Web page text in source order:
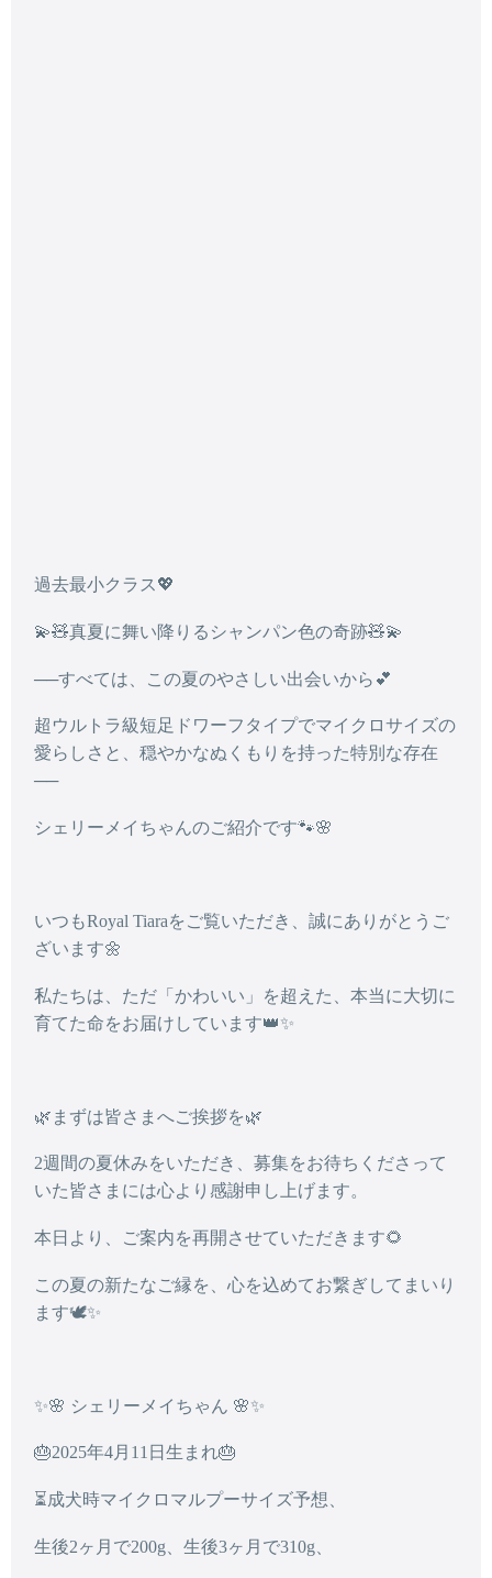
過去最小クラス💖
💫🧸真夏に舞い降りるシャンパン色の奇跡🧸💫
──すべては、この夏のやさしい出会いから💕
超ウルトラ級短足ドワーフタイプでマイクロサイズの
愛らしさと、穏やかなぬくもりを持った特別な存在
──
シェリーメイちゃんのご紹介です🐾🌸
いつもRoyal Tiaraをご覧いただき、誠にありがとうご
ざいます🌼
私たちは、ただ「かわいい」を超えた、本当に大切に
育てた命をお届けしています👑✨
🌿まずは皆さまへご挨拶を🌿
2週間の夏休みをいただき、募集をお待ちくださって
いた皆さまには心より感謝申し上げます。
本日より、 ご案内を再開 させていただきます🌻
この夏の新たなご縁を、心を込めてお繋ぎしてまいり
ます🕊️✨
✨🌸 シェリーメイちゃん 🌸✨
🎂2025年4月11日生まれ🎂
⏳成犬時マイクロマルプーサイズ予想、
生後2ヶ月で200g、生後3ヶ月で310g、